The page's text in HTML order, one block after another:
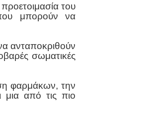
του
που μπορούν να
ανταποκριθούν
σωματικές
φαρμάκων, την
μια από τις πιο